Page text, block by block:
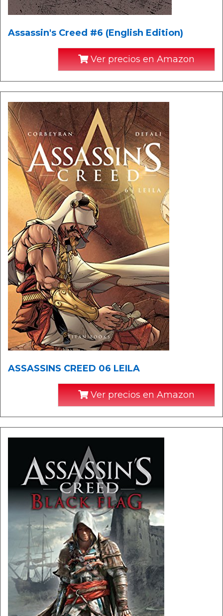
Assassin's Creed #6 (English Edition)
Ver precios en Amazon
ASSASSINS CREED 06 LEILA
Ver precios en Amazon